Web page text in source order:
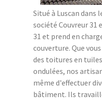
Situé à Luscan dans
société Couvreur 31
31 et prend en
couverture. Que
des toitures en
ondulées, nos
même d'effectuer
bâtiment. Ils